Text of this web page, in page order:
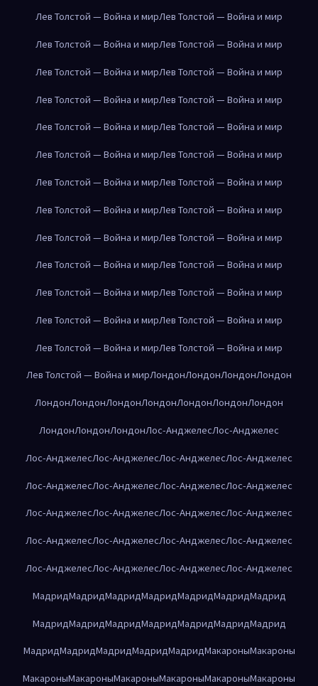
Лев Толстой — Война и мирЛев Толстой — Война и мир
Лев Толстой — Война и мирЛев Толстой — Война и мир
Лев Толстой — Война и мирЛев Толстой — Война и мир
Лев Толстой — Война и мирЛев Толстой — Война и мир
Лев Толстой — Война и мирЛев Толстой — Война и мир
Лев Толстой — Война и мирЛев Толстой — Война и мир
Лев Толстой — Война и мирЛев Толстой — Война и мир
Лев Толстой — Война и мирЛев Толстой — Война и мир
Лев Толстой — Война и мирЛев Толстой — Война и мир
Лев Толстой — Война и мирЛев Толстой — Война и мир
Лев Толстой — Война и мирЛев Толстой — Война и мир
Лев Толстой — Война и мирЛев Толстой — Война и мир
Лев Толстой — Война и мирЛев Толстой — Война и мир
Лев Толстой — Война и мирЛондонЛондонЛондонЛондон
ЛондонЛондонЛондонЛондонЛондонЛондонЛондон
ЛондонЛондонЛондонЛос-АнджелесЛос-Анджелес
Лос-АнджелесЛос-АнджелесЛос-АнджелесЛос-Анджелес
Лос-АнджелесЛос-АнджелесЛос-АнджелесЛос-Анджелес
Лос-АнджелесЛос-АнджелесЛос-АнджелесЛос-Анджелес
Лос-АнджелесЛос-АнджелесЛос-АнджелесЛос-Анджелес
Лос-АнджелесЛос-АнджелесЛос-АнджелесЛос-Анджелес
МадридМадридМадридМадридМадридМадридМадрид
МадридМадридМадридМадридМадридМадридМадрид
МадридМадридМадридМадридМадридМакароныМакароны
МакароныМакароныМакароныМакароныМакароныМакароны